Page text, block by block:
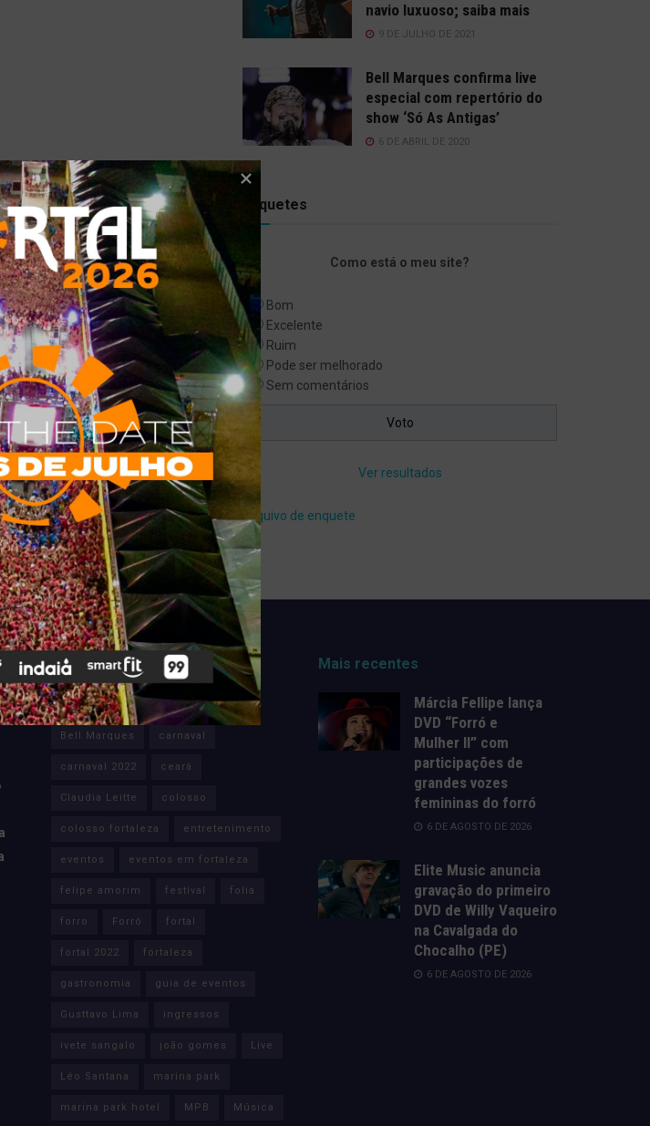
navio luxuoso; saiba mais
9 DE JULHO DE 2021
Bell Marques confirma live
especial com repertório do
show ‘Só As Antigas’
6 DE ABRIL DE 2020
Enquetes
Como está o meu site?
Bom
Excelente
Ruim
Pode ser melhorado
Sem comentários
Ver resultados
Arquivo de enquete
Tags
Anitta Axé Banda Eva
Bell Marques carnaval
carnaval 2022 ceará
Claudia Leitte colosso
colosso fortaleza entretenimento
eventos eventos em fortaleza
felipe amorim festival folia
forro Forró fortal
fortal 2022 fortaleza
gastronomia guia de eventos
Gusttavo Lima ingressos
ivete sangalo joão gomes Live
Léo Santana marina park
marina park hotel MPB Música
Mais recentes
Márcia Fellipe lança
DVD “Forró e
Mulher II” com
participações de
grandes vozes
femininas do forró
6 DE AGOSTO DE 2026
Elite Music anuncia
gravação do primeiro
DVD de Willy Vaqueiro
na Cavalgada do
Chocalho (PE)
6 DE AGOSTO DE 2026